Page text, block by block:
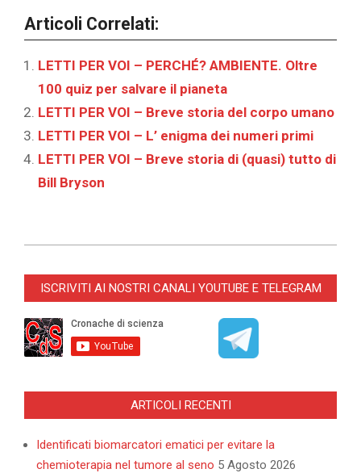
Articoli Correlati:
LETTI PER VOI – PERCHÉ? AMBIENTE. Oltre
100 quiz per salvare il pianeta
LETTI PER VOI – Breve storia del corpo umano
LETTI PER VOI – L’ enigma dei numeri primi
LETTI PER VOI – Breve storia di (quasi) tutto di
Bill Bryson
01-
ISCRIVITI AI NOSTRI CANALI YOUTUBE E TELEGRAM
ARTICOLI RECENTI
Identificati biomarcatori ematici per evitare la
chemioterapia nel tumore al seno 5 Agosto 2026